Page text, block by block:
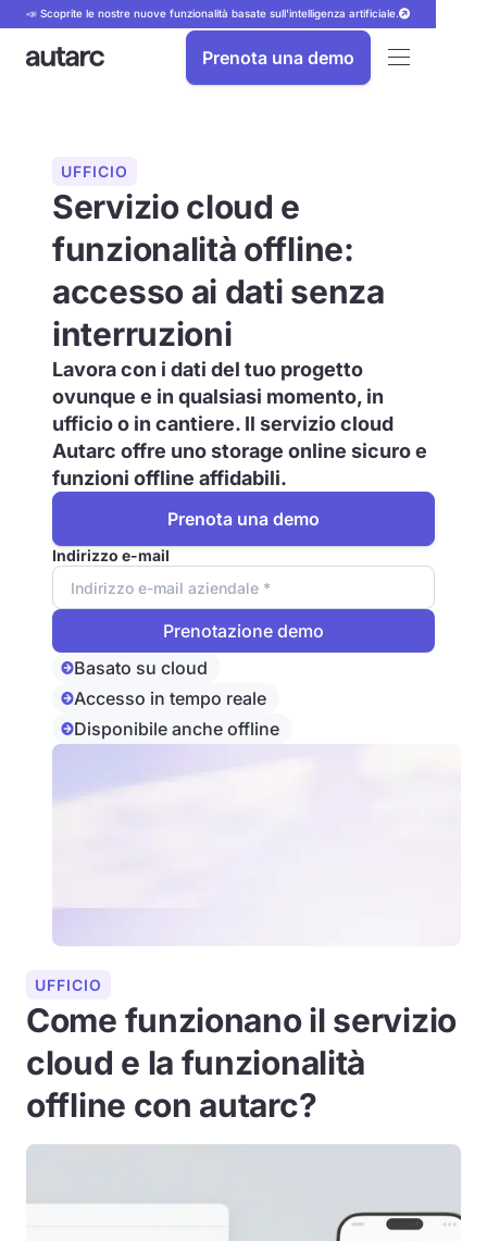
📣 Scoprite le nostre nuove funzionalità basate sull'intelligenza artificiale.
Prenota una demo
UFFICIO
Servizio cloud e
funzionalità offline:
accesso ai dati senza
interruzioni
Lavora con i dati del tuo progetto
ovunque e in qualsiasi momento, in
ufficio o in cantiere. Il servizio cloud
Autarc offre uno storage online sicuro e
funzioni offline affidabili.
Prenota una demo
Indirizzo e-mail
Basato su cloud
Accesso in tempo reale
Disponibile anche offline
UFFICIO
Come funzionano il servizio
cloud e la funzionalità
offline con autarc?